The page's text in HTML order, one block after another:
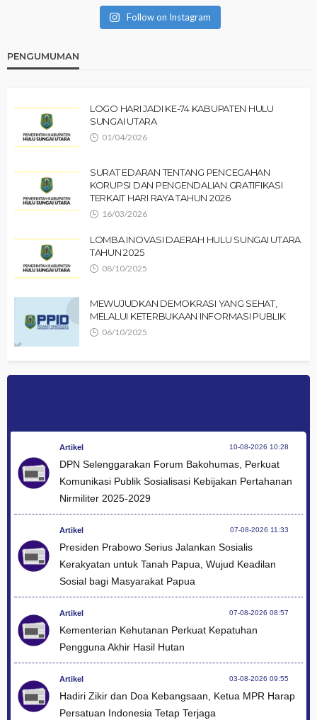
Follow on Instagram
PENGUMUMAN
LOGO HARI JADI KE-74 KABUPATEN HULU
SUNGAI UTARA
01/04/2026
SURAT EDARAN TENTANG PENCEGAHAN
KORUPSI DAN PENGENDALIAN GRATIFIKASI
TERKAIT HARI RAYA TAHUN 2026
16/03/2026
LOMBA INOVASI DAERAH HULU SUNGAI UTARA
TAHUN 2025
08/10/2025
MEWUJUDKAN DEMOKRASI YANG SEHAT,
MELALUI KETERBUKAAN INFORMASI PUBLIK
06/10/2025
Artikel 10-08-2026 10:28
DPN Selenggarakan Forum Bakohumas, Perkuat
Komunikasi Publik Sosialisasi Kebijakan Pertahanan
Nirmiliter 2025-2029
Artikel 07-08-2026 11:33
Presiden Prabowo Serius Jalankan Sosialis
Kerakyatan untuk Tanah Papua, Wujud Keadilan
Sosial bagi Masyarakat Papua
Artikel 07-08-2026 08:57
Kementerian Kehutanan Perkuat Kepatuhan
Pengguna Akhir Hasil Hutan
Artikel 03-08-2026 09:55
Hadiri Zikir dan Doa Kebangsaan, Ketua MPR Harap
Persatuan Indonesia Tetap Terjaga